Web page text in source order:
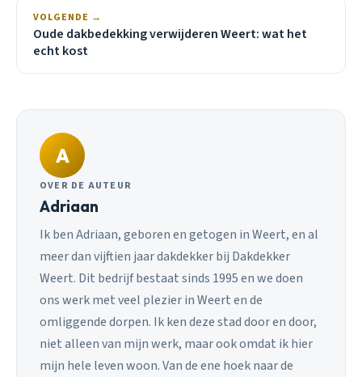
VOLGENDE →
Oude dakbedekking verwijderen Weert: wat het
echt kost
A
OVER DE AUTEUR
Adriaan
Ik ben Adriaan, geboren en getogen in Weert, en al
meer dan vijftien jaar dakdekker bij Dakdekker
Weert. Dit bedrijf bestaat sinds 1995 en we doen
ons werk met veel plezier in Weert en de
omliggende dorpen. Ik ken deze stad door en door,
niet alleen van mijn werk, maar ook omdat ik hier
mijn hele leven woon. Van de ene hoek naar de